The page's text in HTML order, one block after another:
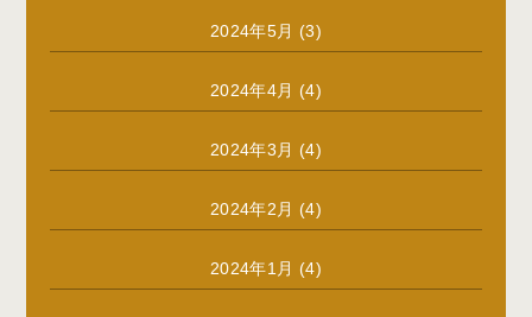
2024年5月 (3)
2024年4月 (4)
2024年3月 (4)
2024年2月 (4)
2024年1月 (4)